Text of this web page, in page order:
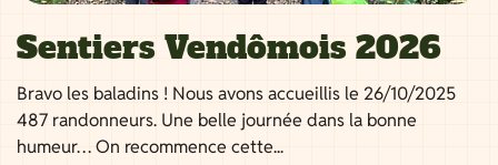
Sentiers Vendômois 2026
Bravo les baladins ! Nous avons accueillis le 26/10/2025
487 randonneurs. Une belle journée dans la bonne
humeur… On recommence cette...